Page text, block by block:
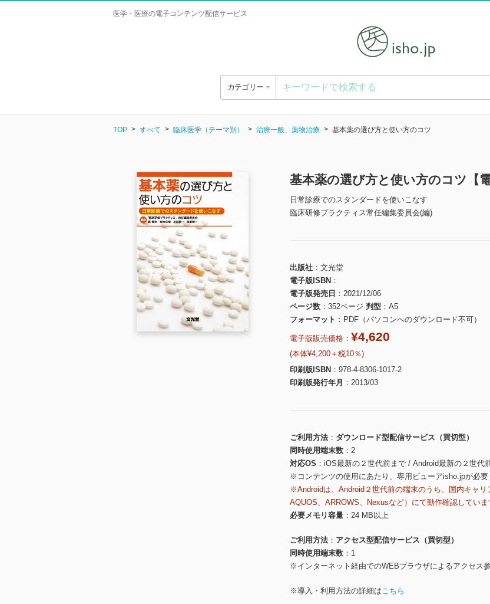
医学・医療の電子コンテンツ配信サービス
カテゴリー
TOP すべて 臨床医学（テーマ別） 治療一般、薬物治療 基本薬の選び方と使い方のコツ
基本薬の選び方と使い方のコツ【電
日常診療でのスタンダードを使いこなす
臨床研修プラクティス常任編集委員会(編)
出版社
文光堂
電子版ISBN
電子版発売日
2021/12/06
ページ数
352ページ 判型
A5
フォーマット
PDF（パソコンへのダウンロード不可）
電子版販売価格： ¥4,620
(本体¥4,200＋税10％)
印刷版ISBN
978-4-8306-1017-2
印刷版発行年月
2013/03
ご利用方法
ダウンロード型配信サービス（買切型）
同時使用端末数
2
対応OS
iOS最新の２世代前まで / Android最新の２世代
※コンテンツの使用にあたり、専用ビューアisho.jpが必要
※Androidは、Android２世代前の端末のうち、国内キャリ
AQUOS、ARROWS、Nexusなど）にて動作確認していま
必要メモリ容量
24 MB以上
ご利用方法
アクセス型配信サービス（買切型）
同時使用端末数
1
※インターネット経由でのWEBブラウザによるアクセス
※導入・利用方法の詳細はこちら